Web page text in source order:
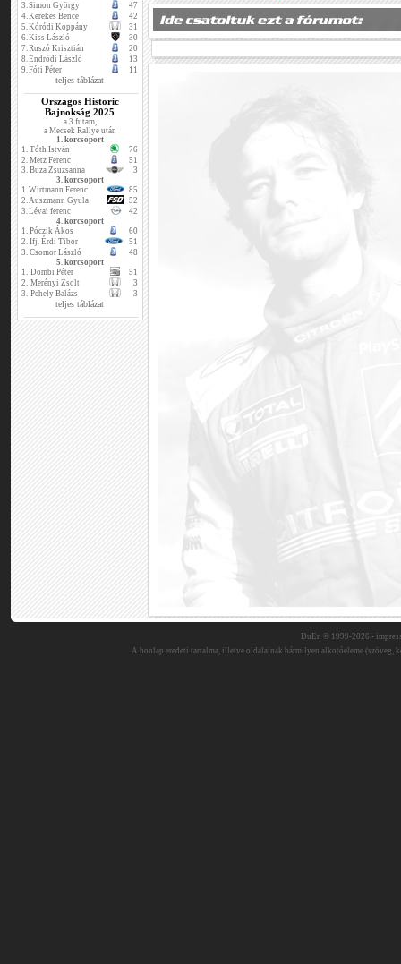
3.Simon György
47
4.Kerekes Bence
42
5.Kóródi Koppány
31
6.Kiss László
30
7.Ruszó Krisztián
20
8.Endrődi László
13
9.Fóti Péter 11
teljes táblázat
Országos Historic
Bajnokság 2025
a 3.futam,
a Mecsek Rallye után
1. korcsoport
1. Tóth István
76
2. Metz Ferenc
51
3. Buza Zsuzsanna
3
3. korcsoport
1.Wirtmann Ferenc
85
2.Auszmann Gyula
52
3.Lévai ferenc
42
4. korcsoport
1. Póczik Ákos
60
2. Ifj. Érdi Tibor
51
3. Csomor László
48
5. korcsoport
1. Dombi Péter
51
2. Merényi Zsolt
3
3. Pehely Balázs 3
teljes táblázat
DuEn © 1999-2026 •
A honlap eredeti tartalma, illetve oldalainak bármilyen alkotóeleme (szöveg,